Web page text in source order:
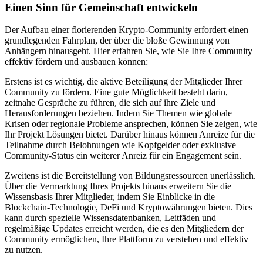
Einen Sinn für Gemeinschaft entwickeln
Der Aufbau einer florierenden Krypto-Community erfordert einen
grundlegenden Fahrplan, der über die bloße Gewinnung von
Anhängern hinausgeht. Hier erfahren Sie, wie Sie Ihre Community
effektiv fördern und ausbauen können:
Erstens ist es wichtig, die aktive Beteiligung der Mitglieder Ihrer
Community zu fördern. Eine gute Möglichkeit besteht darin,
zeitnahe Gespräche zu führen, die sich auf ihre Ziele und
Herausforderungen beziehen. Indem Sie Themen wie globale
Krisen oder regionale Probleme ansprechen, können Sie zeigen, wie
Ihr Projekt Lösungen bietet. Darüber hinaus können Anreize für die
Teilnahme durch Belohnungen wie Kopfgelder oder exklusive
Community-Status ein weiterer Anreiz für ein Engagement sein.
Zweitens ist die Bereitstellung von Bildungsressourcen unerlässlich.
Über die Vermarktung Ihres Projekts hinaus erweitern Sie die
Wissensbasis Ihrer Mitglieder, indem Sie Einblicke in die
Blockchain-Technologie, DeFi und Kryptowährungen bieten. Dies
kann durch spezielle Wissensdatenbanken, Leitfäden und
regelmäßige Updates erreicht werden, die es den Mitgliedern der
Community ermöglichen, Ihre Plattform zu verstehen und effektiv
zu nutzen.